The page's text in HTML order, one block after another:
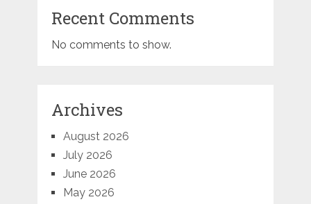
Recent Comments
No comments to show.
Archives
August 2026
July 2026
June 2026
May 2026